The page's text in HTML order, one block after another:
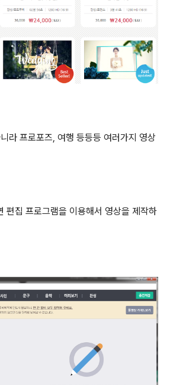
라 프로포즈, 여행 등등등 여러가지 영상
편집 프로그램을 이용해서 영상을 제작하